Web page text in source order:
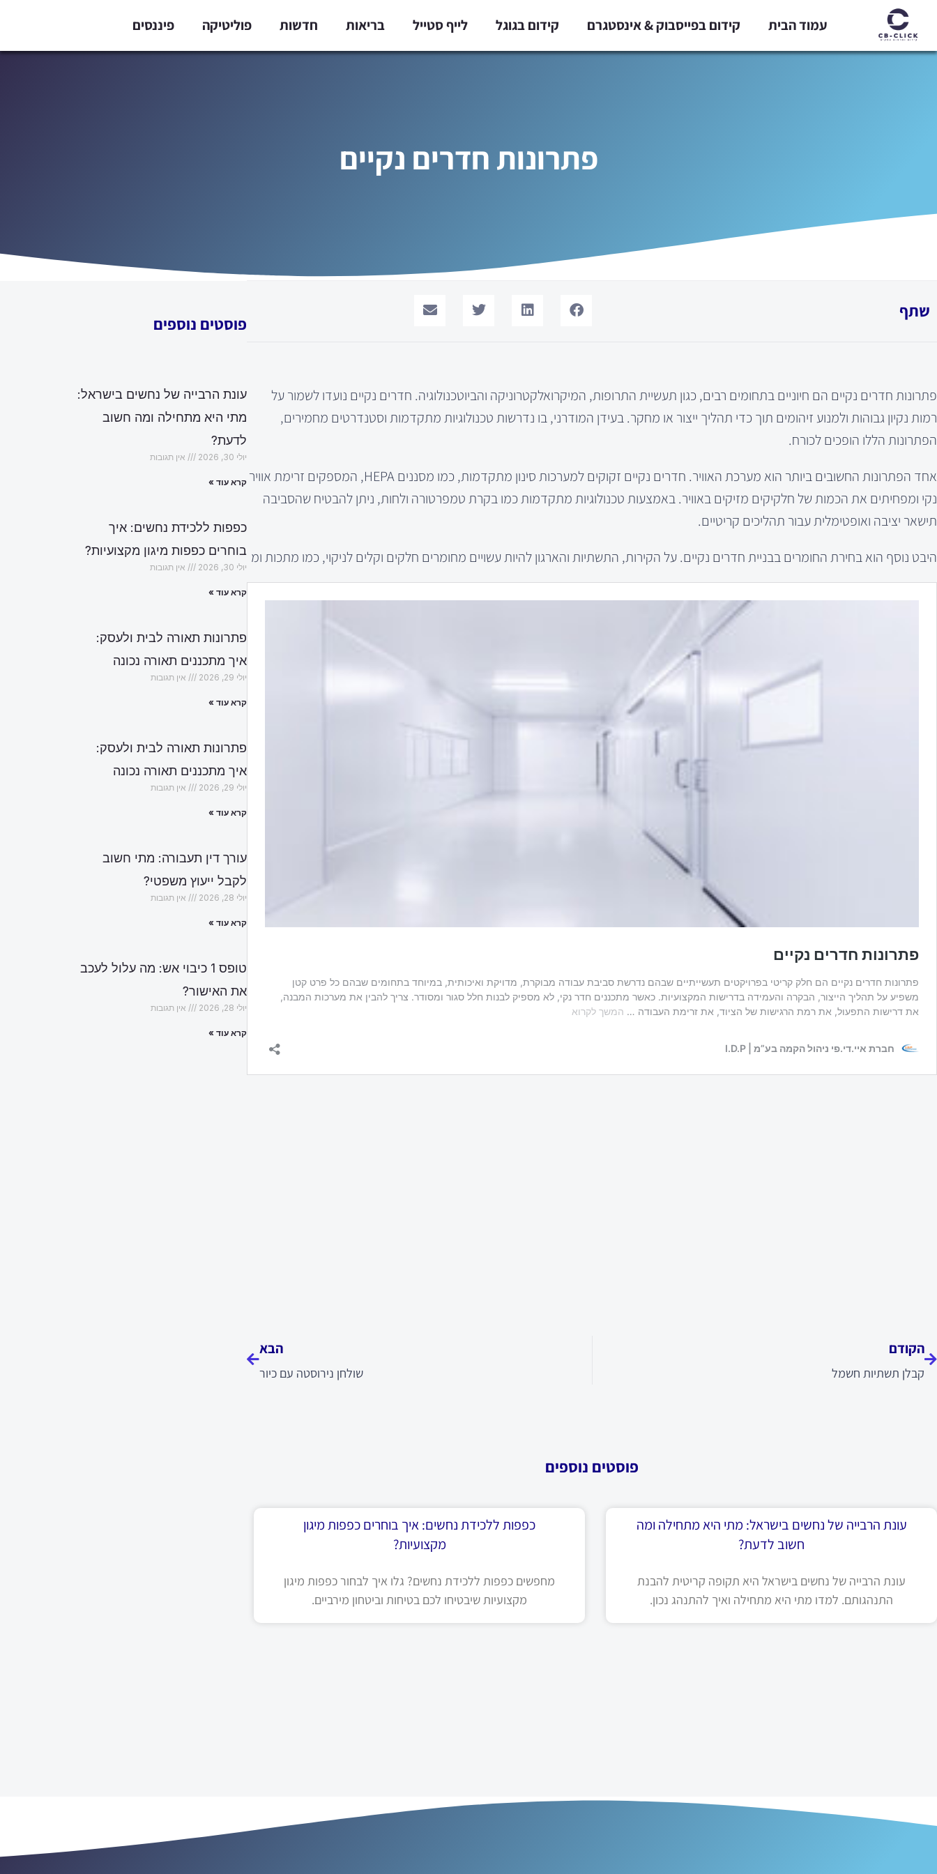
לתוכן
עמוד הבית קידום בפייסבוק & אינסטגרם קידום בגוגל לייף סטייל בריאות חדשות פוליטיקה פיננסים
פתרונות חדרים נקיים
שתף
פתרונות חדרים נקיים הם חיוניים בתחומים רבים, כגון תעשיית התרופות, המיקרואלקטרוניקה והביוטכנולוגיה. חדרים נקיים נועדו לשמור על
רמות נקיון גבוהות ולמנוע זיהומים תוך כדי תהליך ייצור או מחקר. בעידן המודרני, בו נדרשות טכנולוגיות מתקדמות וסטנדרטים מחמירים,
הפתרונות הללו הופכים לכורח.
אחד הפתרונות החשובים ביותר הוא מערכת האוויר. חדרים נקיים זקוקים למערכות סינון מתקדמות, כמו מסננים HEPA, המספקים זרימת אוויר
נקי ומפחיתים את הכמות של חלקיקים מזיקים באוויר. באמצעות טכנולוגיות מתקדמות כמו בקרת טמפרטורה ולחות, ניתן להבטיח שהסביבה
תישאר יציבה ואופטימלית עבור תהליכים קריטיים.
היבט נוסף הוא בחירת החומרים בבניית חדרים נקיים. על הקירות, התשתיות והארגון להיות עשויים מחומרים חלקים וקלים לניקוי, כמו מתכות ומ
הקודם
קבלן תשתיות חשמל
הבא
שולחן נירוסטה עם כיור
פוסטים נוספים
עונת הרבייה של נחשים בישראל: מתי היא מתחילה ומה
חשוב לדעת?
עונת הרבייה של נחשים בישראל היא תקופה קריטית להבנת
התנהגותם. למדו מתי היא מתחילה ואיך להתנהג נכון.
כפפות ללכידת נחשים: איך בוחרים כפפות מיגון
מקצועיות?
מחפשים כפפות ללכידת נחשים? גלו איך לבחור כפפות מיגון
מקצועיות שיבטיחו לכם בטיחות וביטחון מירביים.
פוסטים נוספים
עונת הרבייה של נחשים בישראל:
מתי היא מתחילה ומה חשוב
לדעת?
יולי 30, 2026 אין תגובות
קרא עוד »
כפפות ללכידת נחשים: איך
בוחרים כפפות מיגון מקצועיות?
יולי 30, 2026 אין תגובות
קרא עוד »
פתרונות תאורה לבית ולעסק:
איך מתכננים תאורה נכונה
יולי 29, 2026 אין תגובות
קרא עוד »
פתרונות תאורה לבית ולעסק:
איך מתכננים תאורה נכונה
יולי 29, 2026 אין תגובות
קרא עוד »
עורך דין תעבורה: מתי חשוב
לקבל ייעוץ משפטי?
יולי 28, 2026 אין תגובות
קרא עוד »
טופס 1 כיבוי אש: מה עלול לעכב
את האישור?
יולי 28, 2026 אין תגובות
קרא עוד »